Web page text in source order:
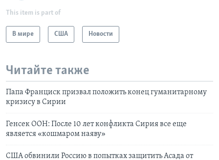
This item is part of
В мире США Новости
Читайте также
Папа Франциск призвал положить конец гуманитарному
кризису в Сирии
Генсек ООН: После 10 лет конфликта Сирия все еще
является «кошмаром наяву»
США обвинили Россию в попытках защитить Асада от